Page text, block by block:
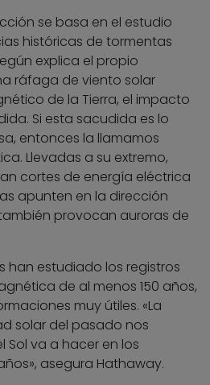
se basa en el estudio
históricas de tormentas
explica el propio
ráfaga de viento solar
de la Tierra, el impacto
Si esta sacudida es lo
entonces la llamamos
Llevadas a su extremo,
cortes de energía eléctrica
apunten en la dirección
provocan auroras de
han estudiado los registros
de al menos 150 años,
muy útiles. «La
solar del pasado nos
Sol va a hacer en los
asegura Hathaway.